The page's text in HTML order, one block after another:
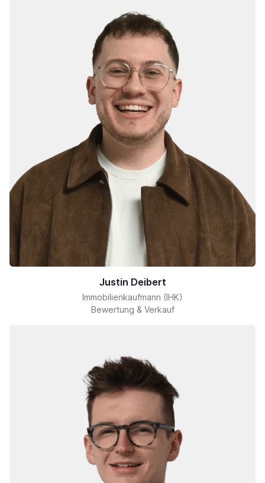
Justin Deibert
Immobilienkaufmann (IHK)
Bewertung & Verkauf